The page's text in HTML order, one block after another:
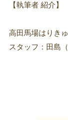
【執筆者 紹介】
高田馬場はりき
スタッフ：田島（